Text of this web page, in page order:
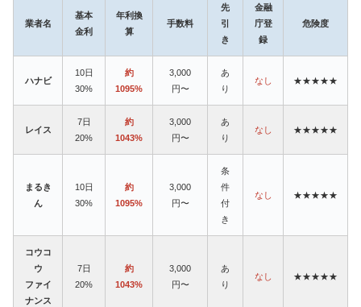
業者名
基本
金利
年利換
算
手数料
先
引
き
金融
庁登
録
危険度
ハナビ
10日
30%
約
1095%
3,000
円〜
あ
り
なし ★★★★★
レイス
7日
20%
約
1043%
3,000
円〜
あ
り
なし ★★★★★
まるき
ん
10日
30%
約
1095%
3,000
円〜
条
件
付
き
なし ★★★★★
コウコ
ウ
ファイ
ナンス
7日
20%
約
1043%
3,000
円〜
あ
り
なし ★★★★★